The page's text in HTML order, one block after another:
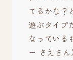
てるかな？
遊ぶタイプ
なっている
ー さえさん）